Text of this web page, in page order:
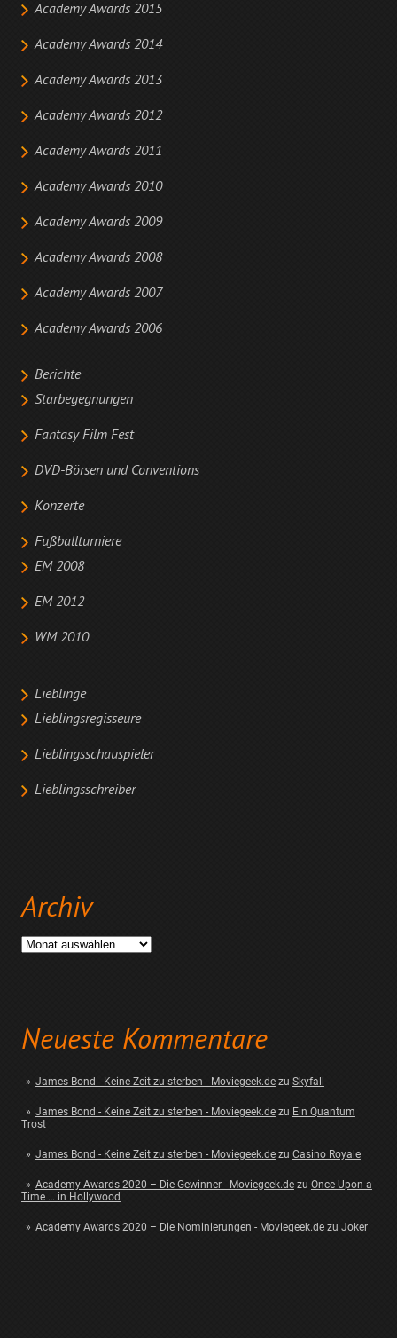
Academy Awards 2015
Academy Awards 2014
Academy Awards 2013
Academy Awards 2012
Academy Awards 2011
Academy Awards 2010
Academy Awards 2009
Academy Awards 2008
Academy Awards 2007
Academy Awards 2006
Berichte
Starbegegnungen
Fantasy Film Fest
DVD-Börsen und Conventions
Konzerte
Fußballturniere
EM 2008
EM 2012
WM 2010
Lieblinge
Lieblingsregisseure
Lieblingsschauspieler
Lieblingsschreiber
Archiv
Archiv
Neueste Kommentare
James Bond - Keine Zeit zu sterben - Moviegeek.dezu Skyfall
James Bond - Keine Zeit zu sterben - Moviegeek.dezu Ein Quantum
Trost
James Bond - Keine Zeit zu sterben - Moviegeek.dezu Casino Royale
Academy Awards 2020 – Die Gewinner - Moviegeek.dezu Once Upon a
Time … in Hollywood
Academy Awards 2020 – Die Nominierungen - Moviegeek.dezu Joker